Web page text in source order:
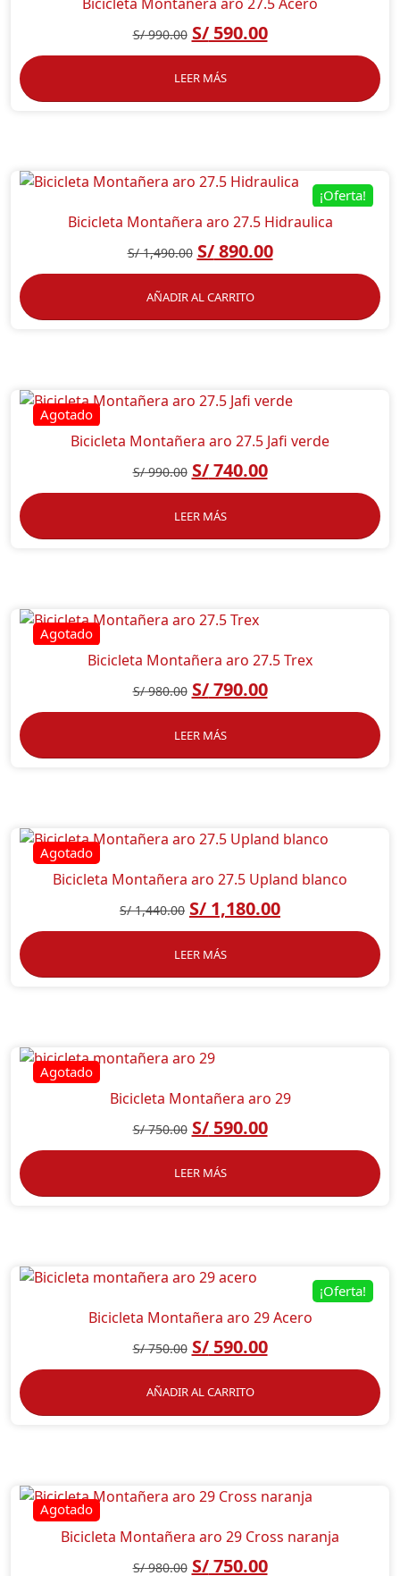
S/990.00 S/590.00
LEER MÁS
¡Oferta!
Bicicleta Montañera aro 27.5 Hidraulica
S/1,490.00 S/890.00
AÑADIR AL CARRITO
Bicicleta Montañera aro 27.5 Jafi verde
S/990.00 S/740.00
LEER MÁS
Bicicleta Montañera aro 27.5 Trex
S/980.00 S/790.00
LEER MÁS
Bicicleta Montañera aro 27.5 Upland blanco
S/1,440.00 S/ 1,180.00
LEER MÁS
Bicicleta Montañera aro 29
S/750.00 S/590.00
LEER MÁS
¡Oferta!
Bicicleta Montañera aro 29 Acero
S/750.00 S/590.00
AÑADIR AL CARRITO
Bicicleta Montañera aro 29 Cross naranja
S/980.00 S/750.00